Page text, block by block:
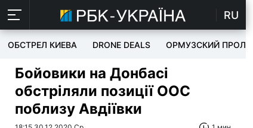
RU
ОБСТРЕЛ КИЕВА DRONE DEALS ОРМУЗСКИЙ ПРОЛИВ
Бойовики на Донбасі
обстріляли позиції ООС
поблизу Авдіївки